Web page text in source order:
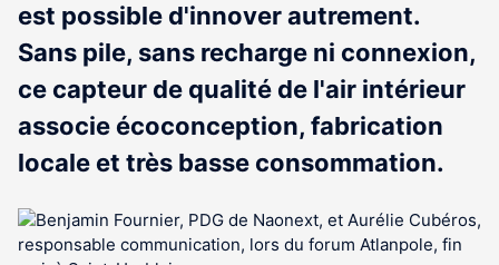
est possible d'innover autrement.
Sans pile, sans recharge ni connexion,
ce capteur de qualité de l'air intérieur
associe écoconception, fabrication
locale et très basse consommation.